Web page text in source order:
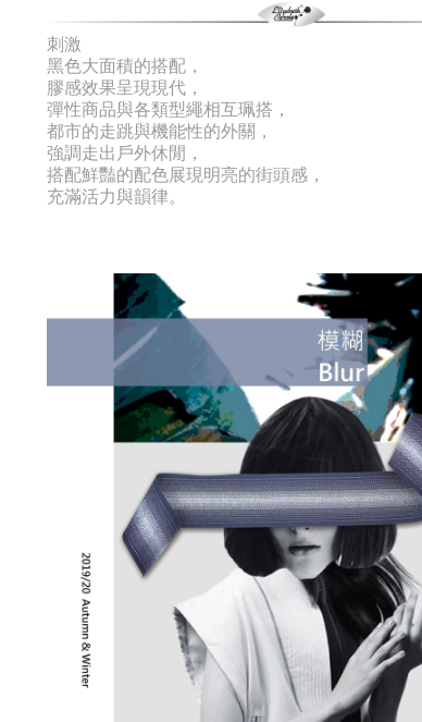
刺激
黑色大面積的搭配，
膠感效果呈現現代，
彈性商品與各類型繩相互珮搭，
都市的走跳與機能性的外關，
強調走出戶外休閒，
搭配鮮豔的配色展現明亮的街頭感，
充滿活力與韻律。